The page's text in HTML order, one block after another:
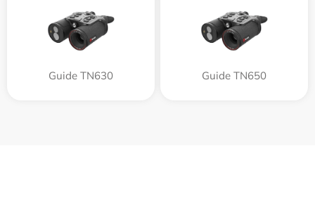
Guide TN630 Guide TN650